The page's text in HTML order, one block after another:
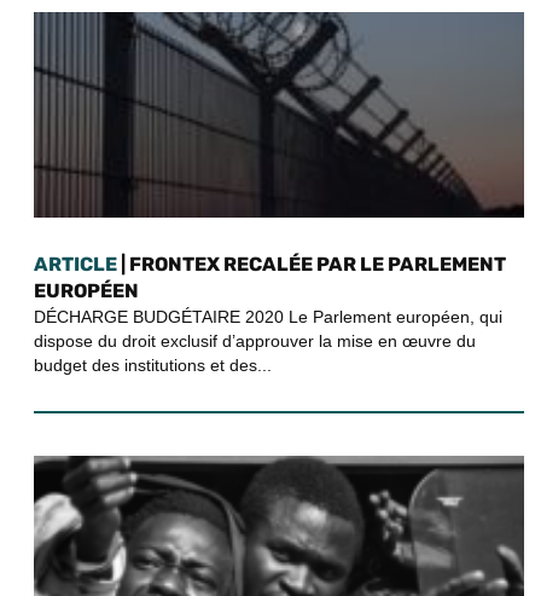
ARTICLE | FRONTEX RECALÉE PAR LE PARLEMENT
EUROPÉEN
DÉCHARGE BUDGÉTAIRE 2020 Le Parlement européen, qui
dispose du droit exclusif d’approuver la mise en œuvre du
budget des institutions et des...